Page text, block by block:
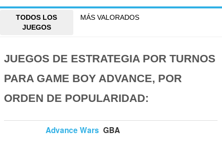
TODOS LOS
JUEGOS
MÁS VALORADOS
JUEGOS DE ESTRATEGIA POR TURNOS
PARA GAME BOY ADVANCE, POR
ORDEN DE POPULARIDAD:
Advance Wars GBA